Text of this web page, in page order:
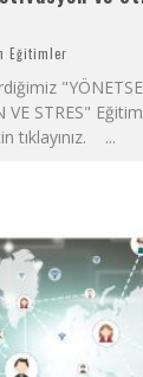
Eğitimler
VE STRES"
tıklayınız. ...